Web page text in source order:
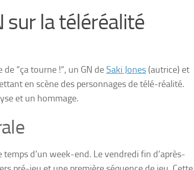
sur la téléréalité
“ça tourne !“, un GN de Saki Jones (autrice) et
en scène des personnages de télé-réalité.
et un hommage.
d’un week-end. Le vendredi fin d’après-